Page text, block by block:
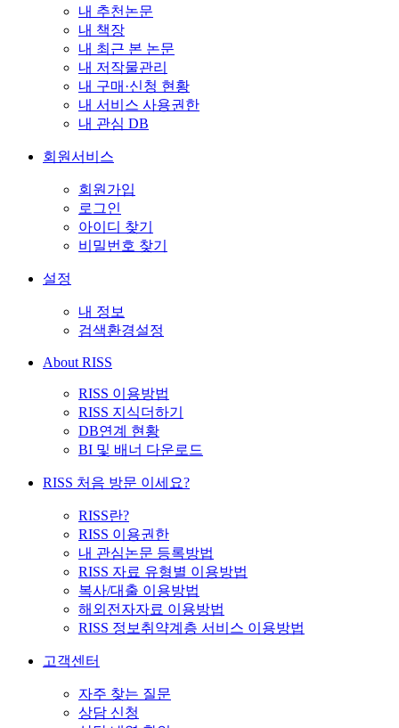
내 추천논문
내 책장
내 최근 본 논문
내 저작물관리
내 구매·신청 현황
내 서비스 사용권한
내 관심 DB
회원서비스
회원가입
로그인
아이디 찾기
비밀번호 찾기
설정
내 정보
검색환경설정
About RISS
RISS 이용방법
RISS 지식더하기
DB연계 현황
BI 및 배너 다운로드
RISS 처음 방문 이세요?
RISS란?
RISS 이용권한
내 관심논문 등록방법
RISS 자료 유형별 이용방법
복사/대출 이용방법
해외전자자료 이용방법
RISS 정보취약계층 서비스 이용방법
고객센터
자주 찾는 질문
상담 신청